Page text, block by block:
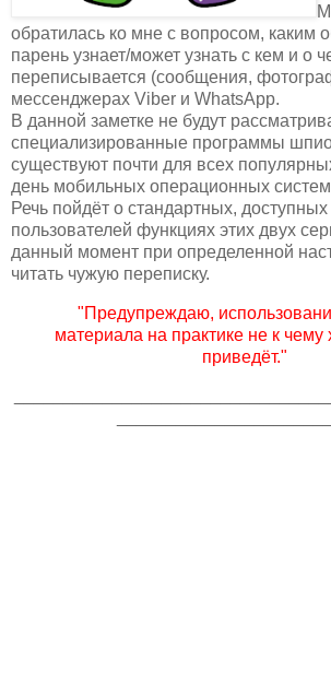
обратилась ко мне с вопросом, каким
парень узнает/может узнать с кем и о
переписывается (сообщения,
мессенджерах Viber и WhatsApp.
В данной заметке не будут
специализированные программы
существуют почти для всех
день мобильных операционных
Речь пойдёт о стандартных,
пользователей функциях этих двух
данный момент при определенной
читать чужую переписку.
"Предупреждаю,
материала на практике не к
приведёт."